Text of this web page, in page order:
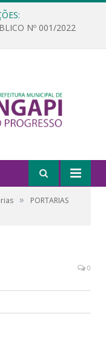
Nº 001/2022
»
PORTARIAS
0